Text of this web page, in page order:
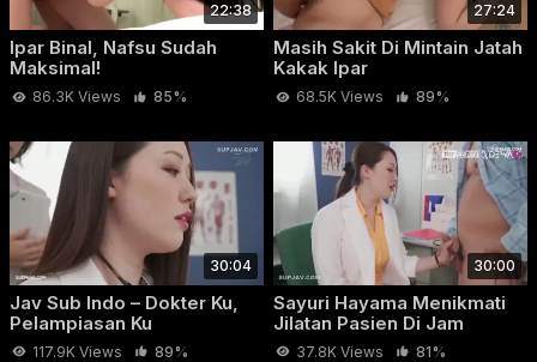
22:38
Ipar Binal, Nafsu Sudah
Maksimal!
86.3K Views 85%
27:24
Masih Sakit Di Mintain Jatah
Kakak Ipar
68.5K Views 89%
30:04
Jav Sub Indo – Dokter Ku,
Pelampiasan Ku
117.9K Views 89%
30:00
Sayuri Hayama Menikmati
Jilatan Pasien Di Jam
Praktik
37.8K Views 81%